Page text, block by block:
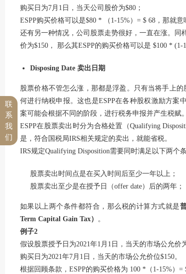
购买日为7月1日，当天公司股价为$80；
ESPP购买价格可以是$80 * （1-15%）= $ 68，那就意
还有另一种情况，公司股票走势很好，一直在涨。同
价为$150， 那么其ESPP的购买价格可以是 $100 * (1-
Disposing Date 卖出日期
股票价格不管怎么涨，那都是浮盈。只有当将手上
何进行纳税申报。这也是ESPP在各种股权激励方案
案可能会根据不同的阶段，进行税务申报并产生税赋。
ESPP在股票卖出时分为合格处置（Qualifying
是，符合国税局IRS相关规定的卖出，就能省税。
IRS规定Qualifying Disposition需要同时满足以下两个条
股票卖出时间点是在买入时间后至少一年以上；
股票卖出至少是在授予日（offer date）后的两年；
如果以上两个条件都符合，那么税的计算方式就是
Term Capital Gain Tax） 。
例子2
假设股票授予日为2021年1月1日，当天的市场公允价
购买日为2021年7月1日，当天的市场公允价位$150。
根据回顾条款，ESPP的购买价格为 100 *（1-15%）=
联
系
我
们